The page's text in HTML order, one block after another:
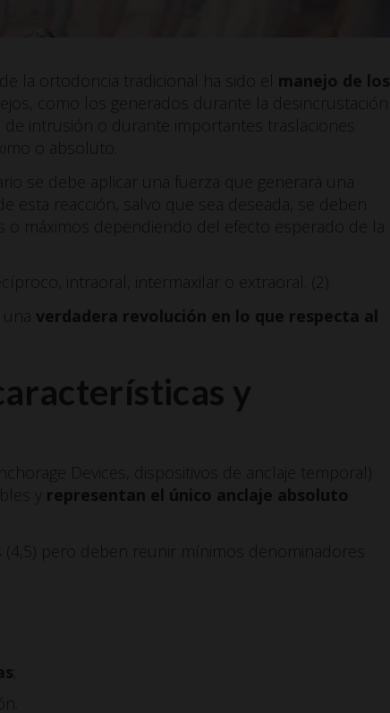
la ortodoncia tradicional ha sido el manejo de los
como los generados durante la desincrustación
intrusión o durante importantes traslaciones
o absoluto.
se debe aplicar una fuerza que generará una
esta reacción, salvo que sea deseada, se deben
máximos dependiendo del efecto esperado de la
intraoral, intermaxilar o extraoral. (2)
verdadera revolución en lo que respecta al
y
Devices, dispositivos de anclaje temporal)
y representan el único anclaje absoluto
pero deben reunir mínimos denominadores